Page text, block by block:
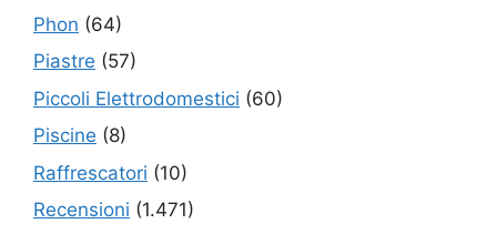
Phon (64)
Piastre (57)
Piccoli Elettrodomestici (60)
Piscine (8)
Raffrescatori (10)
Recensioni (1.471)